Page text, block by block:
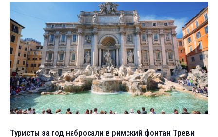
Туристы за год набросали в римский фонтан Треви